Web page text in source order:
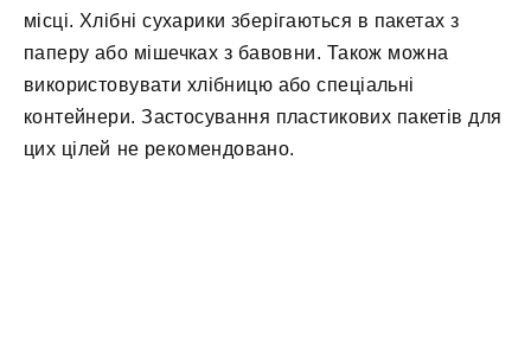
місці. Хлібні сухарики зберігаються в пакетах з
паперу або мішечках з бавовни. Також можна
використовувати хлібницю або спеціальні
контейнери. Застосування пластикових пакетів для
цих цілей не рекомендовано.